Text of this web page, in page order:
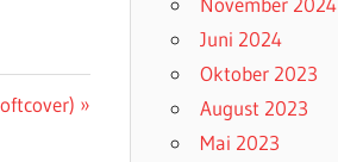
Juni 2024
Oktober 2023
August 2023
Mai 2023